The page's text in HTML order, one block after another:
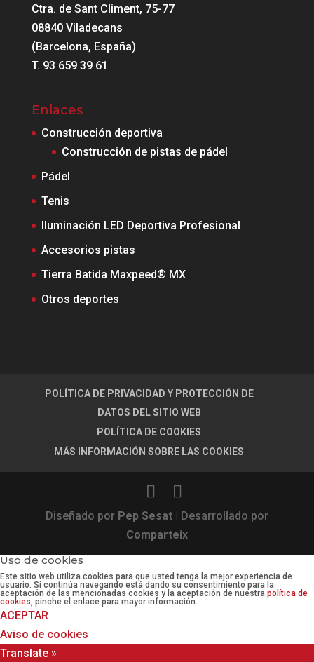
Ctra. de Sant Climent, 75-77
08840 Viladecans
(Barcelona, España)
T. 93 659 39 61
Enlaces
Construcción deportiva
Construcción de pistas de pádel
Pádel
Tenis
Iluminación LED Deportiva Profesional
Accesorios pistas
Tierra Batida Maxpeed® MX
Otros deportes
POLÍTICA DE PRIVACIDAD Y PROTECCIÓN DE
DATOS DEL SITIO WEB
POLÍTICA DE COOKIES
MÁS INFORMACIÓN SOBRE LAS COOKIES
Diseñado por Pep Sesat| Desarrollado por
Comparteix
Uso de cookies
Este sitio web utiliza cookies para que usted tenga la mejor experiencia de
usuario. Si continúa navegando está dando su consentimiento para la
aceptación de las mencionadas cookies y la aceptación de nuestra política de
cookies , pinche el enlace para mayor información.
ACEPTAR
Aviso de cookies
Translate »